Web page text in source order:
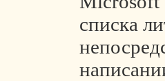
списка